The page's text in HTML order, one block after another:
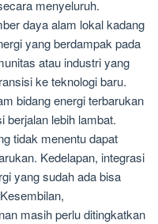
menyeluruh.
daya alam lokal kadang
yang berdampak pada
atau industri yang
ke teknologi baru.
bidang energi terbarukan
berjalan lebih lambat.
tidak menentu dapat
Kedelapan, integrasi
yang sudah ada bisa
masih perlu ditingkatkan